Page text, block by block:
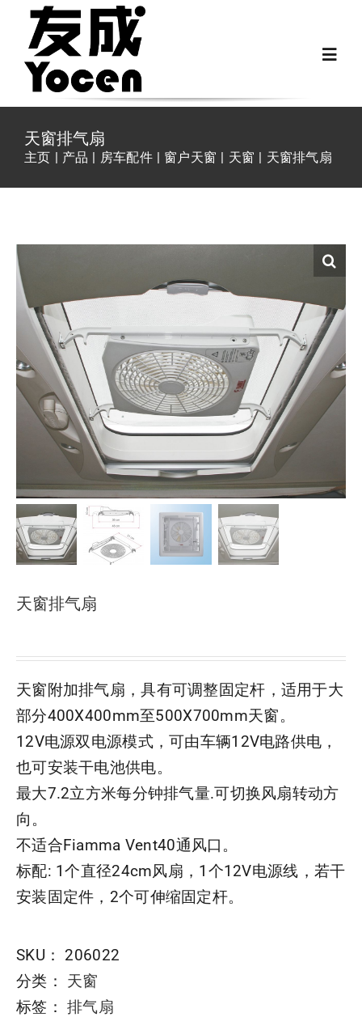
房车配件
Fiat Ducato零件
下载
使用指南
联系我们
天窗排气扇
主页 产品 房车配件 窗户天窗 天窗 天窗排气扇
天窗排气扇
天窗附加排气扇，具有可调整固定杆，适用于大
部分400X400mm至500X700mm天窗。
12V电源双电源模式，可由车辆12V电路供电，
也可安装干电池供电。
最大7.2立方米每分钟排气量.可切换风扇转动方
向。
不适合Fiamma Vent40通风口。
标配: 1个直径24cm风扇，1个12V电源线，若干
安装固定件，2个可伸缩固定杆。
SKU： 206022
分类： 天窗
标签：排气扇